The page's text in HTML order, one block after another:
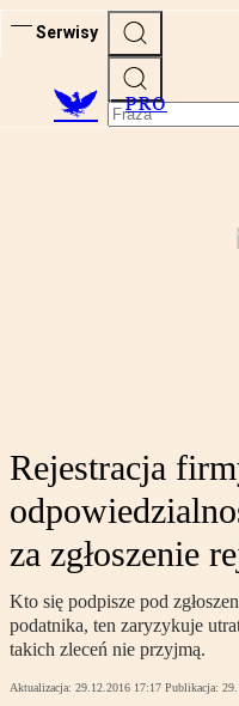
Serwisy
PRO
Rejestracja
za zgłoszenie
Kto się podpisze pod
podatnika, ten zaryzykuje
takich zleceń nie przyjmą.
Aktualizacja: 29.12.2016 17:17 Publikacja: